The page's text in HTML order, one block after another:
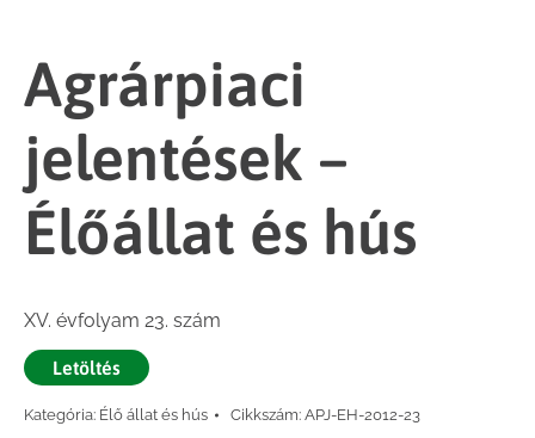
Agrárpiaci
jelentések –
Élőállat és hús
XV. évfolyam 23. szám
Letöltés
Kategória: Élő állat és hús Cikkszám: APJ-EH-2012-23